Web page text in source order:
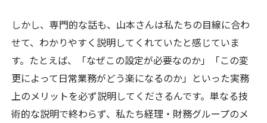
しかし、専門的な話も、山本さんは私たちの目線に合わ
せて、わかりやすく説明してくれていたと感じていま
す。たとえば、「なぜこの設定が必要なのか」「この変
更によって日常業務がどう楽になるのか」といった実務
上のメリットを必ず説明してくださるんです。単なる技
術的な説明で終わらず、私たち経理・財務グループのメ